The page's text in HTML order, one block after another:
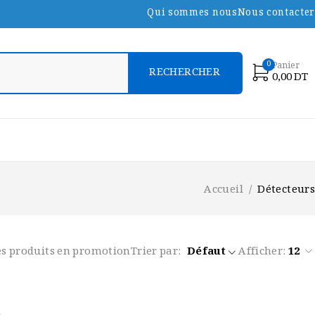
Qui sommes nousNous contacter
0Panier
0,00DT
Accueil / Détecteurs
produits en promotionTrier par Défaut Afficher:12